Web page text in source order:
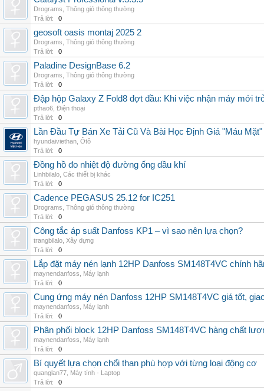
Drograms Thông gió thông thường
Trả lời:
0
geosoft oasis montaj 2025 2
Drograms Thông gió thông thường
Trả lời:
0
Paladine DesignBase 6.2
Drograms Thông gió thông thường
Trả lời:
0
Đập hộp Galaxy Z Fold8 đợt đầu: Khi việc nhận máy mới
pthao6 Điện thoại
Trả lời:
0
Lần Đầu Tự Bán Xe Tải Cũ Và Bài Học Định Giá "Máu
hyundaiviethan Ôtô
Trả lời:
0
Đồng hồ đo nhiệt độ đường ống dầu khí
Linhbilalo Các thiết bị khác
Trả lời:
0
Cadence PEGASUS 25.12 for IC251
Drograms Thông gió thông thường
Trả lời:
0
Công tắc áp suất Danfoss KP1 – vì sao nên lựa chọn?
trangbilalo Xây dựng
Trả lời:
0
Lắp đặt máy nén lạnh 12HP Danfoss SM148T4VC chính
maynendanfoss
Máy lạnh
Trả lời:
0
Cung ứng máy nén Danfoss 12HP SM148T4VC giá tốt,
maynendanfoss
Máy lạnh
Trả lời:
0
Phân phối block 12HP Danfoss SM148T4VC hàng chất
maynendanfoss
Máy lạnh
Trả lời:
0
Bí quyết lựa chọn chổi than phù hợp với từng loại động cơ
quanglan77 Máy tính - Laptop
Trả lời:
0